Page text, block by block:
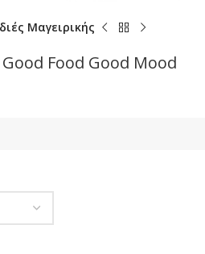
Μαγειρικής
Food Good Mood